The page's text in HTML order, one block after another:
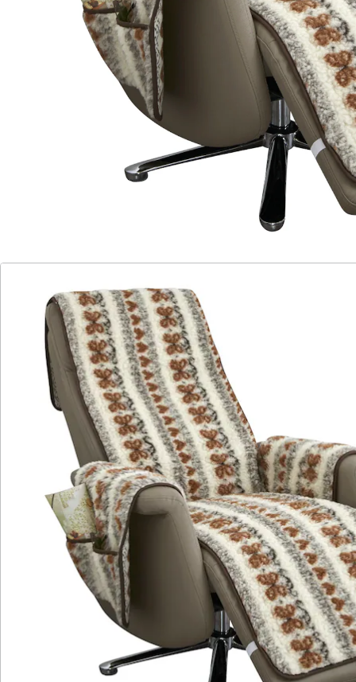
Der Schoner ist in einem Stück gearbeitet, was
bedeutet, dass die beiden Armlehnenschoner fest
angenäht sind und somit sicher an ihrem Platz bleiben.
Zusätzlich sind die beiden Armlehnenschoner mit
Seitentaschen für zum Beispiel Brille und
Fernbedienung ausgestattet.
Das extra lange Fußteil bleibt dank Gummizug sicher
an Ort und Stelle. Erleben Sie die Vorteile von
schmutzabweisender, feuchtigkeitsabsorbierender
Schurwolle, die das ganze Jahr über für ein
Details
Hinweise & Hersteller
Bewertungen
Katalog bestellen
Newsletter abonnieren